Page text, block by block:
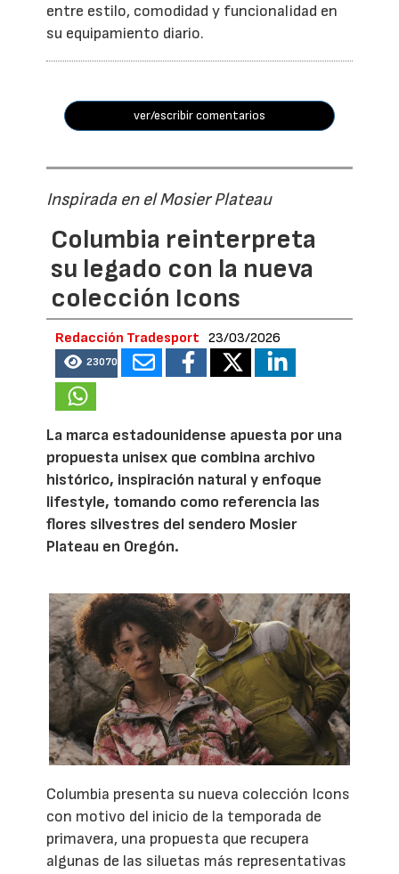
entre estilo, comodidad y funcionalidad en
su equipamiento diario.
ver/escribir comentarios
Inspirada en el Mosier Plateau
Columbia reinterpreta
su legado con la nueva
colección Icons
Redacción Tradesport 23/03/2026
23070
La marca estadounidense apuesta por una
propuesta unisex que combina archivo
histórico, inspiración natural y enfoque
lifestyle, tomando como referencia las
flores silvestres del sendero Mosier
Plateau en Oregón.
Columbia presenta su nueva colección Icons
con motivo del inicio de la temporada de
primavera, una propuesta que recupera
algunas de las siluetas más representativas